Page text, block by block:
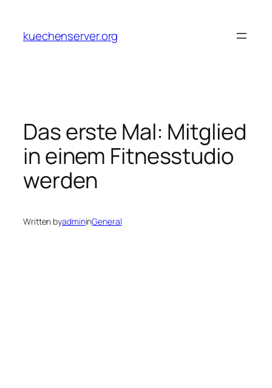
content
kuechenserver.org
Das erste Mal: Mitglied
in einem Fitnesstudio
werden
Written byadmininGeneral